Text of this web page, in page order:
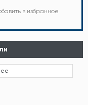
в избранное